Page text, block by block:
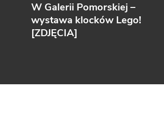
W Galerii Pomorskiej –
wystawa klocków Lego!
[ZDJĘCIA]